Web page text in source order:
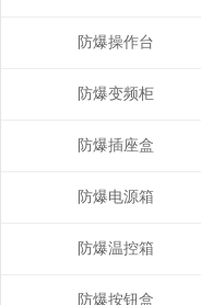
防爆操作台
防爆变频柜
防爆插座盒
防爆电源箱
防爆温控箱
防爆按钮盒